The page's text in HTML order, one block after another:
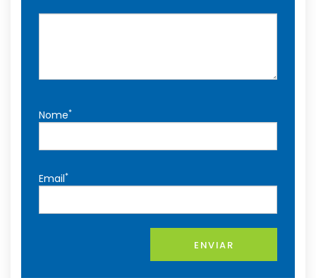
Nome*
Email*
ENVIAR